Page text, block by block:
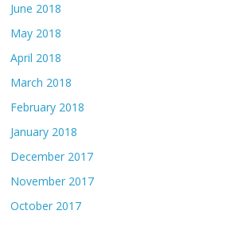
June 2018
May 2018
April 2018
March 2018
February 2018
January 2018
December 2017
November 2017
October 2017